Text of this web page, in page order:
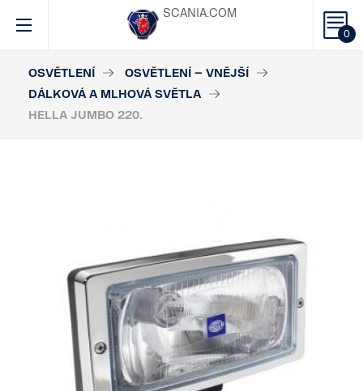
0
SCANIA.COM
OSVĚTLENÍ
OSVĚTLENÍ – VNĚJŠÍ
DÁLKOVÁ A MLHOVÁ SVĚTLA
HELLA JUMBO 220.